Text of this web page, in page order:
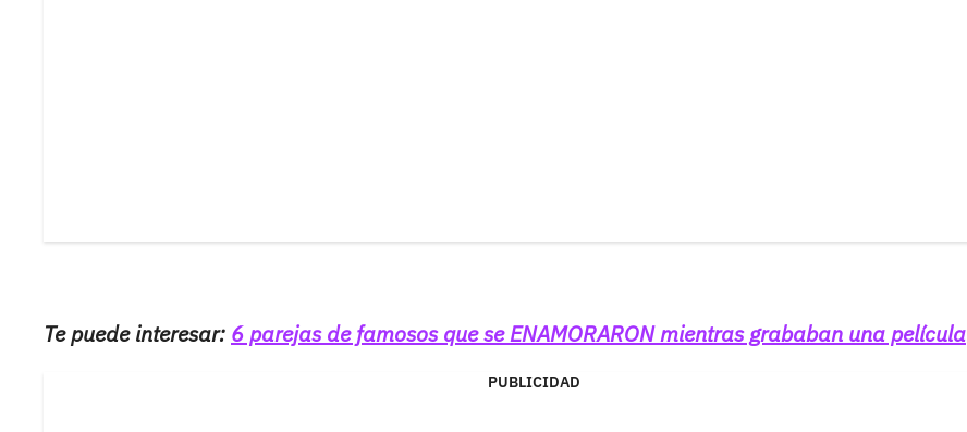
Te puede interesar: 6 parejas de famosos que se ENAMORARON mientras grababan una película
PUBLICIDAD